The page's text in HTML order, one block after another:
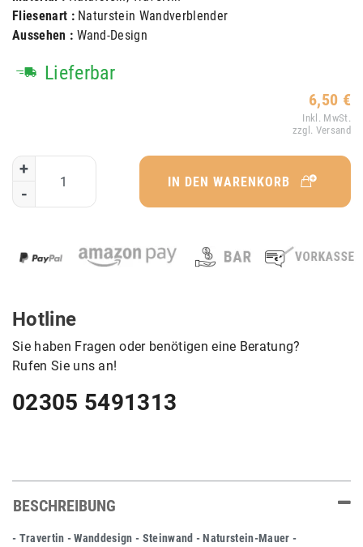
Fliesenart : Naturstein Wandverblender
Aussehen : Wand-Design
Lieferbar
6,50 €
Inkl. MwSt.
zzgl. Versand
+
-
IN DEN WARENKORB
Hotline
Sie haben Fragen oder benötigen eine Beratung?
Rufen Sie uns an!
02305 5491313
BESCHREIBUNG
- Travertin - Wanddesign - Steinwand - Naturstein-Mauer -